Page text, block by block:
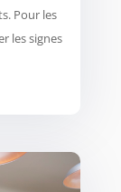
Pour les
les signes